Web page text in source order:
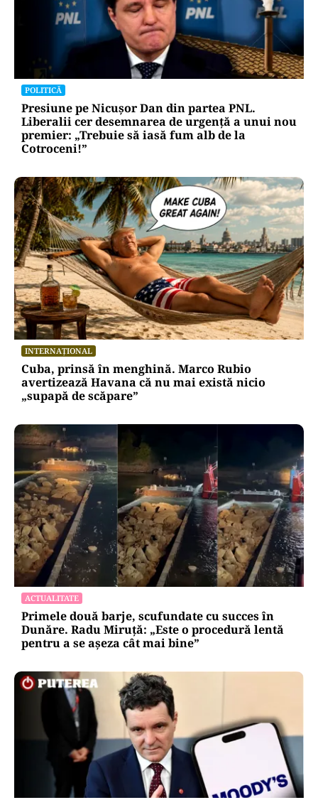
POLITICĂ
Presiune pe Nicușor Dan din partea PNL.
Liberalii cer desemnarea de urgență a unui nou
premier: „Trebuie să iasă fum alb de la
Cotroceni!”
INTERNAȚIONAL
Cuba, prinsă în menghină. Marco Rubio
avertizează Havana că nu mai există nicio
„supapă de scăpare”
ACTUALITATE
Primele două barje, scufundate cu succes în
Dunăre. Radu Miruță: „Este o procedură lentă
pentru a se așeza cât mai bine”